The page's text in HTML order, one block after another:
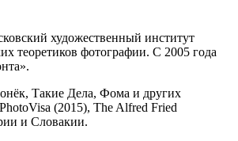
художественный институт
теоретиков фотографии. С 2005 года
Такие Дела, Фома и других
(2015), The Alfred Fried
и Словакии.